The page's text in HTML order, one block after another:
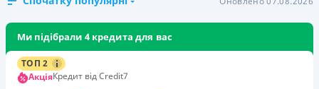
Ми підібрали 4 кредита для вас
ТОП 2
АкціяКредит від Credit7